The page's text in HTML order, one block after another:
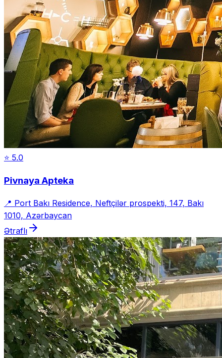
⭐ 5.0
Pivnaya Apteka
📍 Port Bakı Residence, Neftçilər prospekti, 147, Bakı
1010, Azərbaycan
Ətraflı